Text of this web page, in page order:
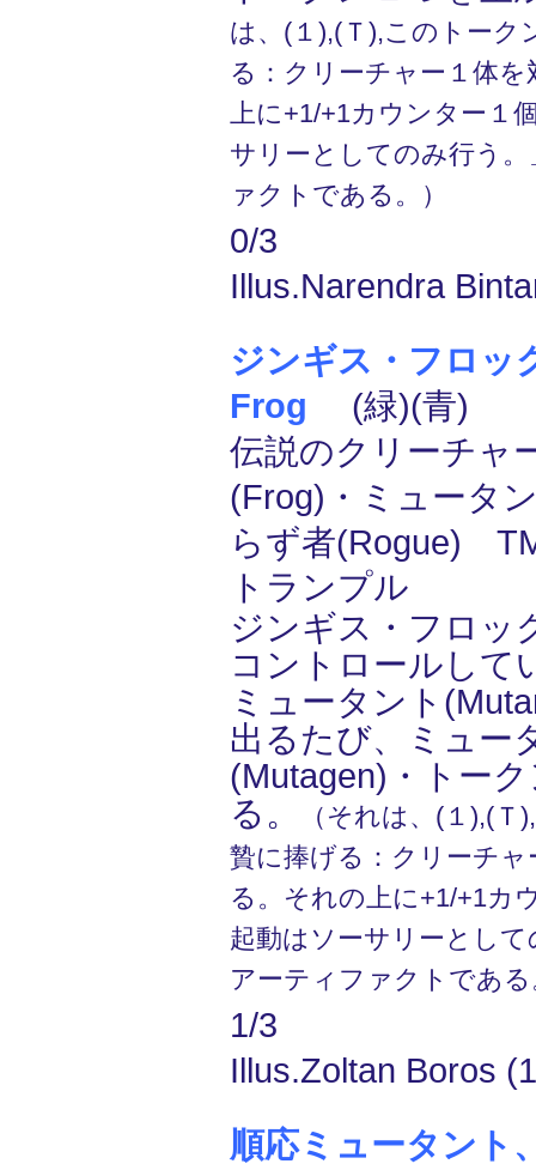
は、(１),(Ｔ),このトーク
る：クリーチャー１体
上に+1/+1カウンター１
サリーとしてのみ行う
ァクトである。）
0/3
Illus.Narendra
ジンギス・フロッ
Frog (緑)(青)
伝説のクリーチャ
(Frog)・ミュータ
らず者(Rogue)
トランプル
ジンギス・フロッ
コントロールして
ミュータント
出るたび、ミュー
(Mutagen)・トー
る。
（それは、(１),(
贄に捧げる：クリーチ
る。それの上に+1/+1カ
起動はソーサリーとし
アーティファクトである
1/3
Illus.Zoltan Boros
順応ミュータント